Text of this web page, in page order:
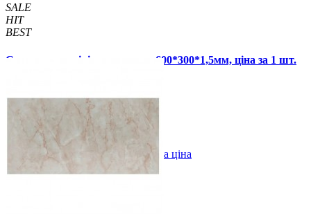
SALE
HIT
BEST
Самоклеюча вінілова плитка 600*300*1,5мм, ціна за 1 шт.
67 грн. 120 грн.
Купити В закладки Оптова ціна